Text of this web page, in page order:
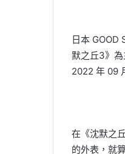
日本 GOOD
默之丘3》
2022 年 09
在《沈默之
的外表，就